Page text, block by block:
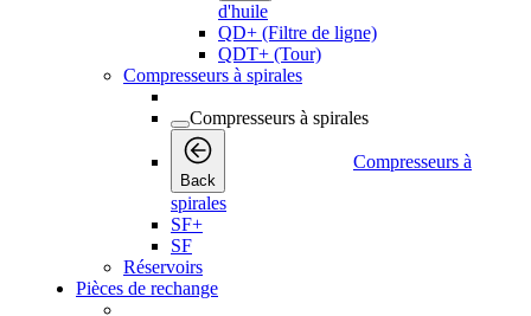
d'huile
QD+ (Filtre de ligne)
QDT+ (Tour)
Compresseurs à spirales
Compresseurs à spirales
Back
Compresseurs à
spirales
SF+
SF
Réservoirs
Pièces de rechange